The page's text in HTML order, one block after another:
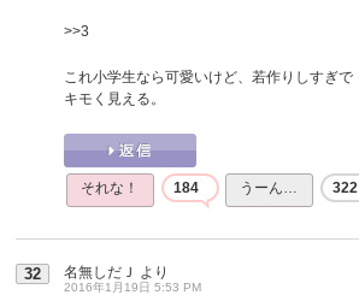
>>3
これ小学生なら可愛いけど、若作りしすぎで
キモく見える。
それな！ 184 うーん… 322
32 名無しだＪ より
2016年1月19日 5:53 PM